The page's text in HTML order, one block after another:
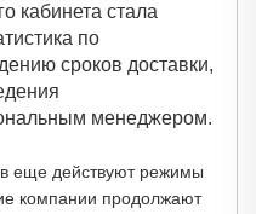
кабинета стала
по
сроков доставки,
менеджером.
еще действуют режимы
компании продолжают